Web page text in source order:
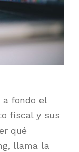
a fondo el
fiscal y sus
qué
llama la